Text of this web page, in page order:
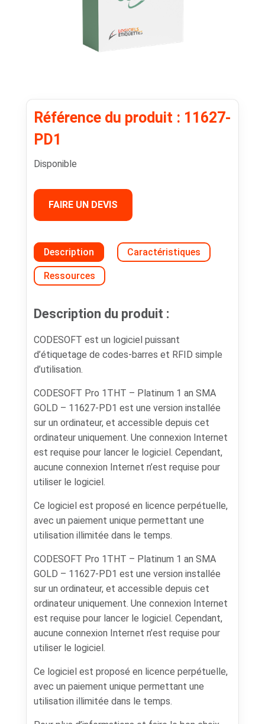
Référence du produit : 11627-
PD1
Disponible
FAIRE UN DEVIS
Description Caractéristiques
Ressources
Description du produit :
CODESOFT est un logiciel puissant
d’étiquetage de codes-barres et RFID simple
d’utilisation.
CODESOFT Pro 1THT – Platinum 1 an SMA
GOLD – 11627-PD1 est une version installée
sur un ordinateur, et accessible depuis cet
ordinateur uniquement. Une connexion Internet
est requise pour lancer le logiciel. Cependant,
aucune connexion Internet n’est requise pour
utiliser le logiciel.
Ce logiciel est proposé en licence perpétuelle,
avec un paiement unique permettant une
utilisation illimitée dans le temps.
CODESOFT Pro 1THT – Platinum 1 an SMA
GOLD – 11627-PD1 est une version installée
sur un ordinateur, et accessible depuis cet
ordinateur uniquement. Une connexion Internet
est requise pour lancer le logiciel. Cependant,
aucune connexion Internet n’est requise pour
utiliser le logiciel.
Ce logiciel est proposé en licence perpétuelle,
avec un paiement unique permettant une
utilisation illimitée dans le temps.